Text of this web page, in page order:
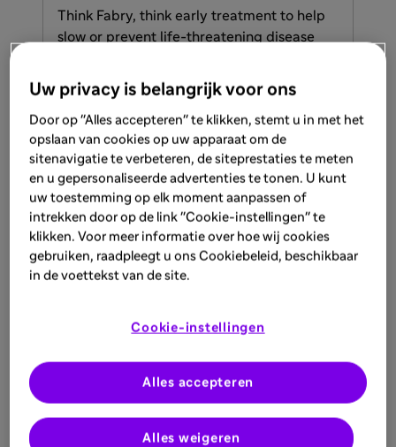
Think Fabry, think early treatment to help
slow or prevent life-threatening disease
Bekijk meer
ARTIKEL
16 sep 2025
Antwoorden op veel gestelde
vragen over het RS-virus bij
baby's en Beyfortus®
Uw privacy is belangrijk voor ons
Door op "Alles accepteren" te klikken, stemt u in met het
opslaan van cookies op uw apparaat om de
sitenavigatie te verbeteren, de siteprestaties te meten
en u gepersonaliseerde advertenties te tonen. U kunt
uw toestemming op elk moment aanpassen of
intrekken door op de link "Cookie-instellingen" te
klikken. Voor meer informatie over hoe wij cookies
gebruiken, raadpleegt u ons Cookiebeleid, beschikbaar
in de voettekst van de site.
Cookie-instellingen
Alles weigeren
Alles accepteren